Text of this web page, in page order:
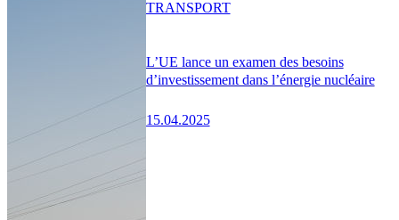
L’UE lance un examen des besoins
d’investissement dans l’énergie nucléaire
15.04.2025
TRANSPORT